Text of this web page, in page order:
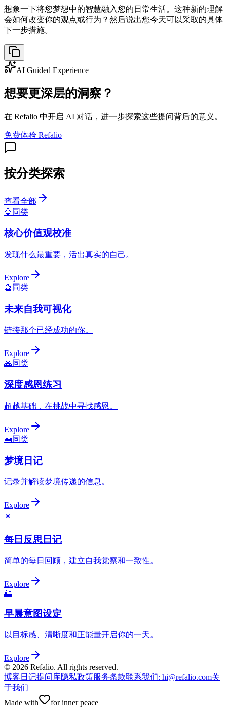
想象一下将您梦想中的智慧融入您的日常生活。这种新的理解
会如何改变你的观点或行为？然后说出您今天可以采取的具体
下一步措施。
AI Guided Experience
想要更深层的洞察？
在 Refalio 中开启 AI 对话，进一步探索这些提问背后的意义。
免费体验 Refalio
按分类探索
查看全部
💎同类
核心价值观校准
发现什么最重要，活出真实的自己。
Explore
🔮 同类
未来自我可视化
链接那个已经成功的你。
Explore
🙏同类
深度感恩练习
超越基础，在挑战中寻找感恩。
Explore
🛌同类
梦境日记
记录并解读梦境传递的信息。
Explore
☀️
每日反思日记
简单的每日回顾，建立自我觉察和一致性。
Explore
🌅
早晨意图设定
以目标感、清晰度和正能量开启你的一天。
Explore
© 2026 Refalio. All rights reserved.
博客 日记提问库隐私政策服务条款联系我们: hi@refalio.com关
于我们
Made with
for inner peace